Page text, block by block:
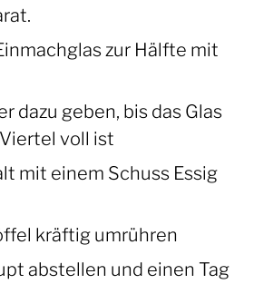
zur Hälfte mit
dazu geben, bis das Glas
voll ist
mit einem Schuss Essig
kräftig umrühren
abstellen und einen Tag